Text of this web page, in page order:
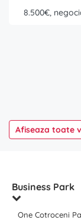
8.500€,
Afiseaza toate
Business Park
One Cotroceni